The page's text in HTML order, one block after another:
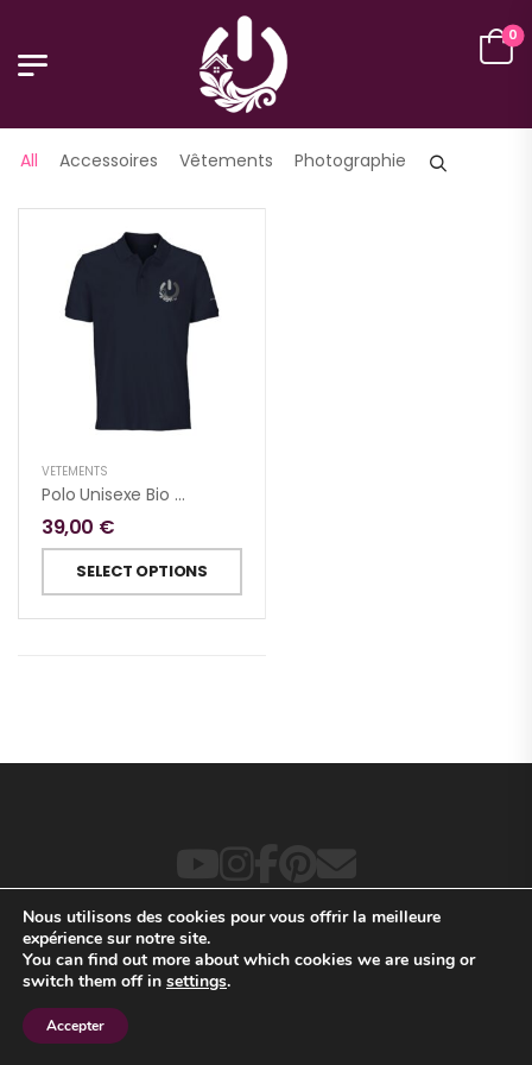
0
All Accessoires Vêtements Photographie
VÊTEMENTS
Polo Unisexe Bio Coupe Confortable | SOL’S Pegase 04242
39,00 €
SELECT OPTIONS
SANREZO © 2025.
Nous utilisons des cookies pour vous offrir la meilleure
expérience sur notre site.
You can find out more about which cookies we are using or
switch them off in settings.
Accepter